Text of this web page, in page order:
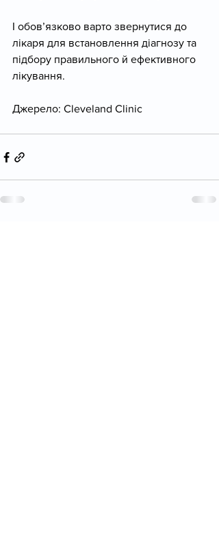
І обов’язково варто звернутися до
лікаря для встановлення діагнозу та
підбору правильного й ефективного
лікування.
Джерело: Cleveland Clinic